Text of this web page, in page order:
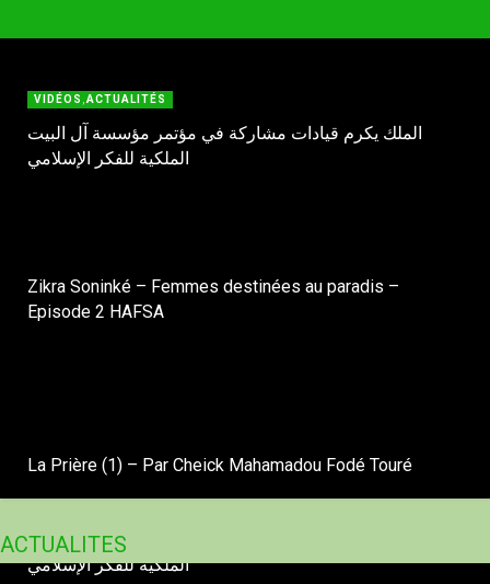
VIDÉOS ACTUALITÉS
الملك يكرم قيادات مشاركة في مؤتمر مؤسسة آل البيت
الملكية للفكر الإسلامي
Zikra Soninké – Femmes destinées au paradis –
Episode 2 HAFSA
La Prière (1) – Par Cheick Mahamadou Fodé Touré
ACTUALITES
الملك يكرم قيادات مشاركة في مؤتمر مؤسسة آل البيت
الملكية للفكر الإسلامي